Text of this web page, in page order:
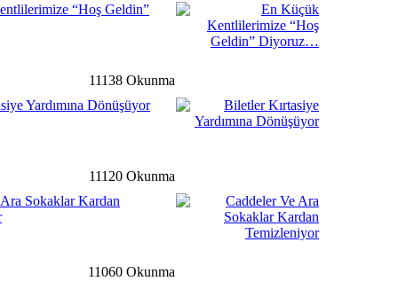
Cesur Yüreklerle Millet
Katıldı…
detay ›
Yeni Devlet Hastanesinde
detay ›
Bu Hafta Pazartesi
“Hoş Geldin”
11138 Okunma
Yardımına Dönüşüyor
11120 Okunma
Sokaklar Kardan
11060 Okunma